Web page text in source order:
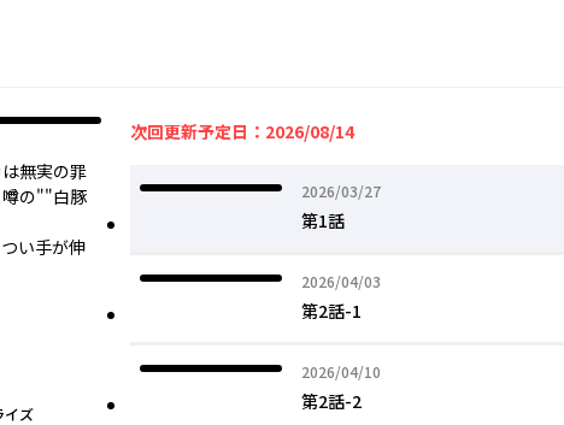
無実の罪
噂の""白豚
い手が伸
イズ
次回更新予定日：2026/08/14
2026/03/27
2026年03月27日
第1話
2026/04/03
2026年04月03日
第2話-1
2026/04/10
2026年04月10日
第2話-2